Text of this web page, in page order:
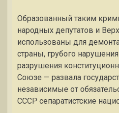
Образованный таким
народных депутатов и
использованы для
страны, грубого
разрушения
Союзе — развала
независимые от
СССР сепаратистские